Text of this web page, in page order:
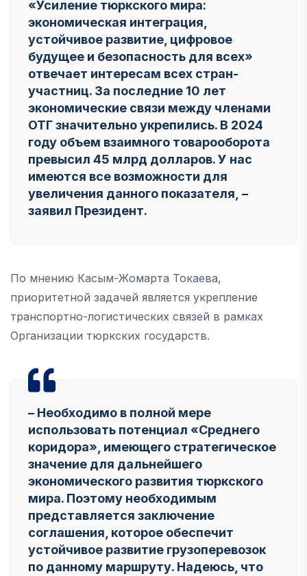
«Усиление тюркского мира:
экономическая интеграция,
устойчивое развитие, цифровое
будущее и безопасность для всех»
отвечает интересам всех стран-
участниц. За последние 10 лет
экономические связи между членами
ОТГ значительно укрепились. В 2024
году объем взаимного товарооборота
превысил 45 млрд долларов. У нас
имеются все возможности для
увеличения данного показателя, –
заявил Президент.
По мнению Касым-Жомарта Токаева,
приоритетной задачей является укрепление
транспортно-логистических связей в рамках
Организации тюркских государств.
– Необходимо в полной мере
использовать потенциал «Среднего
коридора», имеющего стратегическое
значение для дальнейшего
экономического развития тюркского
мира. Поэтому необходимым
представляется заключение
соглашения, которое обеспечит
устойчивое развитие грузоперевозок
по данному маршруту. Надеюсь, что